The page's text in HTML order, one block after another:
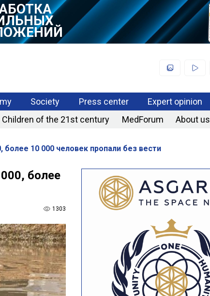
Society Press center Expert opinion
Children of the 21st century MedForum About us
10 000 человек пропали без вести
более
1303